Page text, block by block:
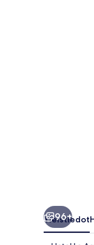
96+
Yleistiedot